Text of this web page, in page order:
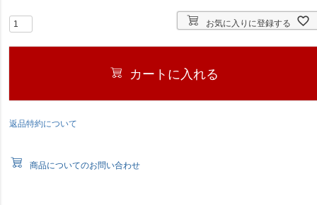
お気に入りに登録する
カートに入れる
返品特約について
商品についてのお問い合わせ